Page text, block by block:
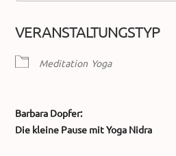
VERANSTALTUNGSTYP
Meditation Yoga
Barbara Dopfer:
Die kleine Pause mit Yoga Nidra